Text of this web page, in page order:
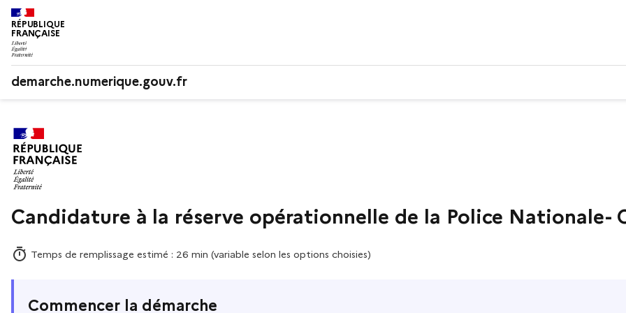
RÉPUBLIQUE
FRANÇAISE
demarche.numerique.gouv.fr
Candidature à la réserve opérationnelle de la Police Nationale-
Temps de remplissage estimé : 26 min (variable selon les options choisies)
Commencer la démarche